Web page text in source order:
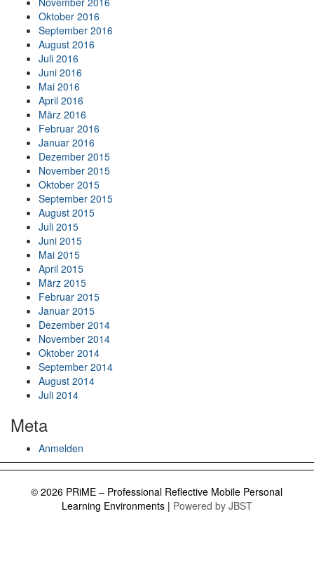
Oktober 2016
September 2016
August 2016
Juli 2016
Juni 2016
Mai 2016
April 2016
März 2016
Februar 2016
Januar 2016
Dezember 2015
November 2015
Oktober 2015
September 2015
August 2015
Juli 2015
Juni 2015
Mai 2015
April 2015
März 2015
Februar 2015
Januar 2015
Dezember 2014
November 2014
Oktober 2014
September 2014
August 2014
Juli 2014
Meta
Anmelden
© 2026 PRiME – Professional Reflective Mobile Personal
Learning Environments | Powered by JBST